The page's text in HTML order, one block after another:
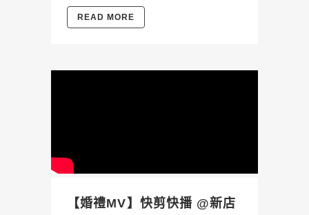
READ MORE
【婚禮MV】快剪快播 @新店